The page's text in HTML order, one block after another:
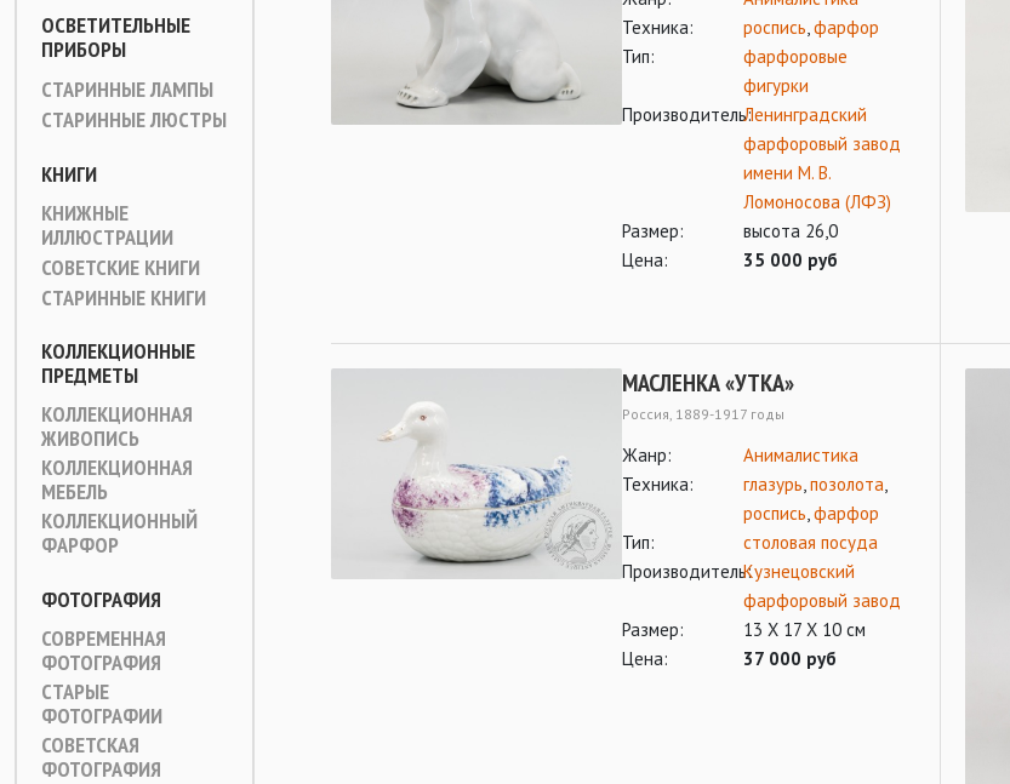
ОСВЕТИТЕЛЬНЫЕ
ПРИБОРЫ
СТАРИННЫЕ ЛАМПЫ
СТАРИННЫЕ ЛЮСТРЫ
КНИГИ
КНИЖНЫЕ
ИЛЛЮСТРАЦИИ
СОВЕТСКИЕ КНИГИ
СТАРИННЫЕ КНИГИ
КОЛЛЕКЦИОННЫЕ
ПРЕДМЕТЫ
КОЛЛЕКЦИОННАЯ
ЖИВОПИСЬ
КОЛЛЕКЦИОННАЯ
МЕБЕЛЬ
КОЛЛЕКЦИОННЫЙ
ФАРФОР
ФОТОГРАФИЯ
СОВРЕМЕННАЯ
ФОТОГРАФИЯ
СТАРЫЕ
ФОТОГРАФИИ
СОВЕТСКАЯ
ФОТОГРАФИЯ
Техника:
роспись,фарфор
Тип:
фарфоровые
фигурки
Производитель:Ленинградский
фарфоровый завод
имени М. В.
Ломоносова (ЛФЗ)
Размер:
высота 26,0
Цена:
35 000 руб
МАСЛЕНКА «УТКА»
Россия, 1889-1917 годы
Жанр:
Анималистика
Техника:
глазурь,позолота,
роспись,фарфор
Тип:
столовая посуда
Производитель:Кузнецовский
фарфоровый завод
Размер:
13 Х 17 Х 10 см
Цена:
37 000 руб